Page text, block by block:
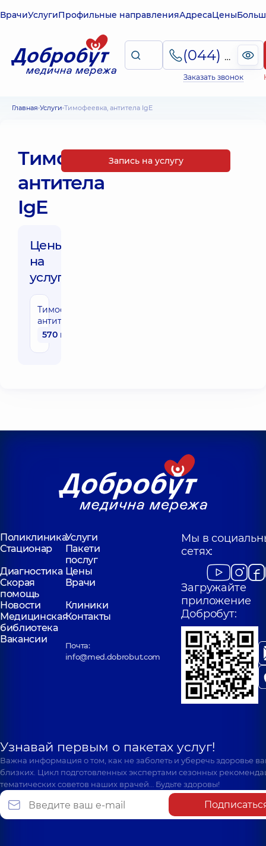
ВрачиУслугиПрофильные направленияАдресаЦены
(044) 495-2-888
Заказать звонок
Главная Услуги Тимофеевка, антитела IgE
Тимофеевка,
антитела
IgE
Цены
на
услуги:
Тимофеевка,
антитела IgE
570 грн
Запись на услугу
ПоликлиникаУслуги
Стационар
Пакети
послуг
Диагностика Цены
Скорая
помощь
Врачи
Новости
Клиники
Медицинская
библиотека
Контакты
Вакансии
Почта:
info@med.dobrobut.com
Мы в
сетях:
Загружайте
приложение
Добробут:
Узнавай первым о пакетах услуг!
Важна информация о том, как не заболеть и уберечь здоровье
близких. Цикл подготовленных экспертами сезонных
тематических советов наших врачей… Будьте здоровы!